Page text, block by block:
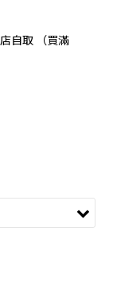
自取 （買滿